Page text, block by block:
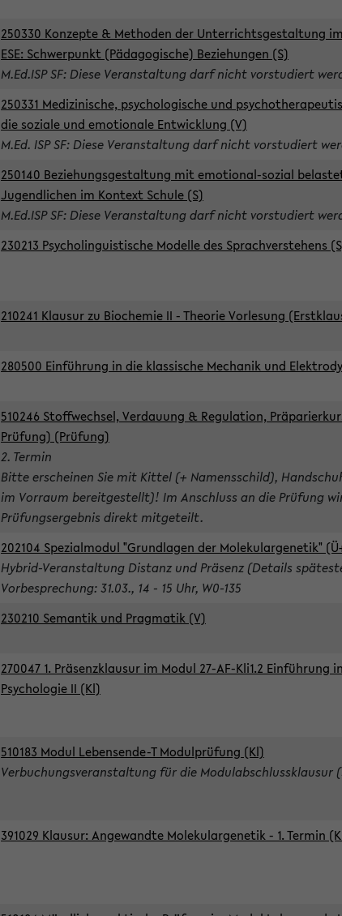
250330 Konzepte & Methoden der Unterrichtsgestaltung
ESE: Schwerpunkt (Pädagogische) Beziehungen (S)
M.Ed.ISP SF: Diese Veranstaltung darf nicht vorstudiert
250331 Medizinische, psychologische und
die soziale und emotionale Entwicklung (V)
M.Ed. ISP SF: Diese Veranstaltung darf nicht vorstudiert
250140 Beziehungsgestaltung mit emotional-sozial
Jugendlichen im Kontext Schule (S)
M.Ed.ISP SF: Diese Veranstaltung darf nicht vorstudiert
230213 Psycholinguistische Modelle des Sprachverstehens
210241 Klausur zu Biochemie II - Theorie Vorlesung
280500 Einführung in die klassische Mechanik und
510246 Stoffwechsel, Verdauung & Regulation,
Prüfung) (Prüfung)
2. Termin
Bitte erscheinen Sie mit Kittel (+ Namensschild),
im Vorraum bereitgestellt)! Im Anschluss an die Prüfung
Prüfungsergebnis direkt mitgeteilt.
202104 Spezialmodul "Grundlagen der Molekulargenetik"
Hybrid-Veranstaltung Distanz und Präsenz (Details
Vorbesprechung: 31.03., 14 - 15 Uhr, W0-135
230210 Semantik und Pragmatik (V)
270047 1. Präsenzklausur im Modul 27-AF-Kli1.2 Einführung
Psychologie II (Kl)
510183 Modul Lebensende-T Modulprüfung (Kl)
Verbuchungsveranstaltung für die Modulabschlussklausur
391029 Klausur: Angewandte Molekulargenetik - 1. Termin